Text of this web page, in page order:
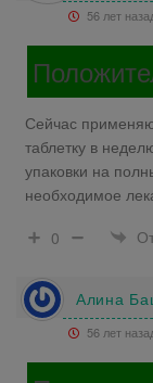
56 лет
Сейчас
таблетку в
упаковки на
необходимое
0
Алина
56 лет